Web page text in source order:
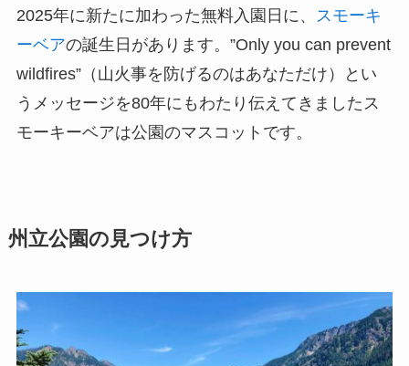
2025年に新たに加わった無料入園日に、
スモーキ
ーベアの誕生日があります。”Only you can prevent
wildfires”（山火事を防げるのはあなただけ）とい
うメッセージを80年にもわたり伝えてきましたス
モーキーベアは公園のマスコットです。
州立公園の見つけ方